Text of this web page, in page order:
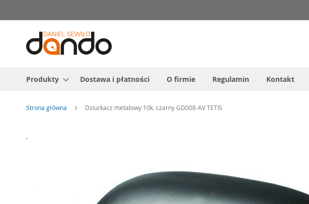
do
treści
Produkty Dostawa i płatności O firmie Regulamin Kontakt
Strona główna Dziurkacz metalowy 10k. czarny GD008-AV TETIS
na